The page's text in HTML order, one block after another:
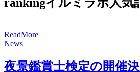
ReadMore
News
夜景鑑賞士検定の開催